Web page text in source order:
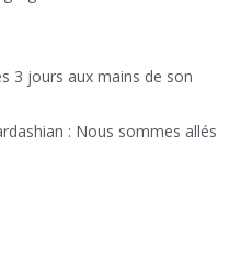
3 jours aux mains de son
: Nous sommes allés